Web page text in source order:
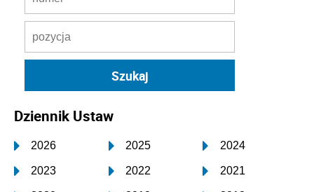
Dziennik Ustaw
2026 2025 2024
2023 2022 2021